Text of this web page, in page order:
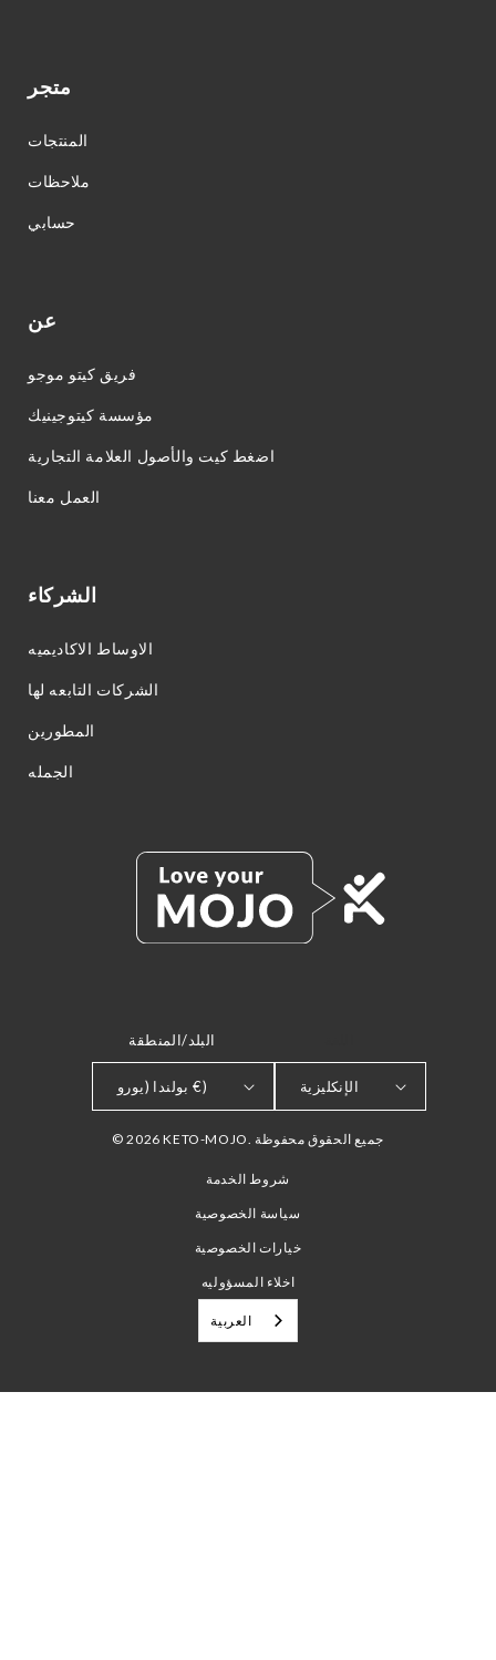
متجر
المنتجات
ملاحظات
حسابي
عن
فريق كيتو موجو
مؤسسة كيتوجينيك
اضغط كيت والأصول العلامة التجارية
العمل معنا
الشركاء
الاوساط الاكاديميه
الشركات التابعه لها
المطورين
الجمله
البلد/المنطقة
بولندا (يورو €) الإنكليزية
© 2026 KETO-MOJO. جميع الحقوق محفوظة
شروط الخدمة
سياسة الخصوصية
خيارات الخصوصية
اخلاء المسؤوليه
العربية‏